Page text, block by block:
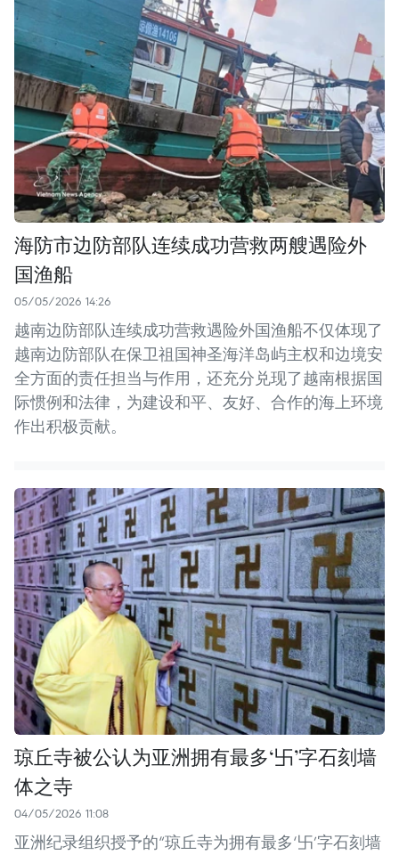
海防市边防部队连续成功营救两艘遇险外
国渔船
05/05/2026 14:26
越南边防部队连续成功营救遇险外国渔船不仅体现了
越南边防部队在保卫祖国神圣海洋岛屿主权和边境安
全方面的责任担当与作用，还充分兑现了越南根据国
际惯例和法律，为建设和平、友好、合作的海上环境
作出积极贡献。
琼丘寺被公认为亚洲拥有最多‘卐’字石刻墙
体之寺
04/05/2026 11:08
亚洲纪录组织授予的“琼丘寺为拥有最多‘卐’字石刻墙